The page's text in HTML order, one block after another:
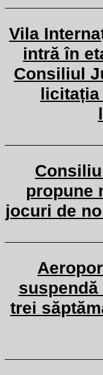
Vila
intră în
Consiliul
licitația
propune
jocuri de
trei